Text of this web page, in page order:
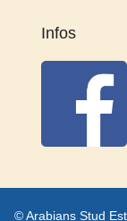
Infos
© Arabians Stud